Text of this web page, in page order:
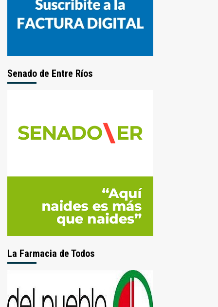
Senado de Entre Ríos
La Farmacia de Todos